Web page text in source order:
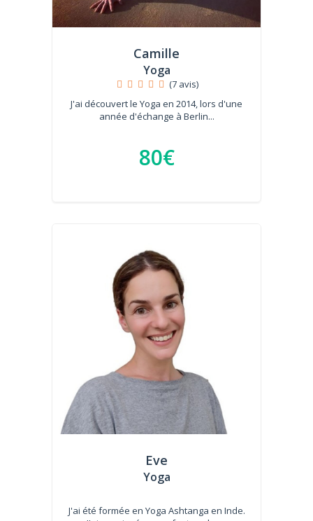
Camille
Yoga
(7 avis)
J'ai découvert le Yoga en 2014, lors d'une
année d'échange à Berlin...
80€
Eve
Yoga
J'ai été formée en Yoga Ashtanga en Inde.